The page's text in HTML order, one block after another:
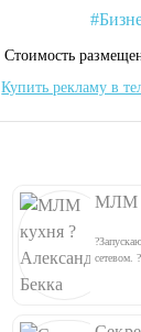
Cтоимость
Купить рекламу в
МЛМ
сетевом.